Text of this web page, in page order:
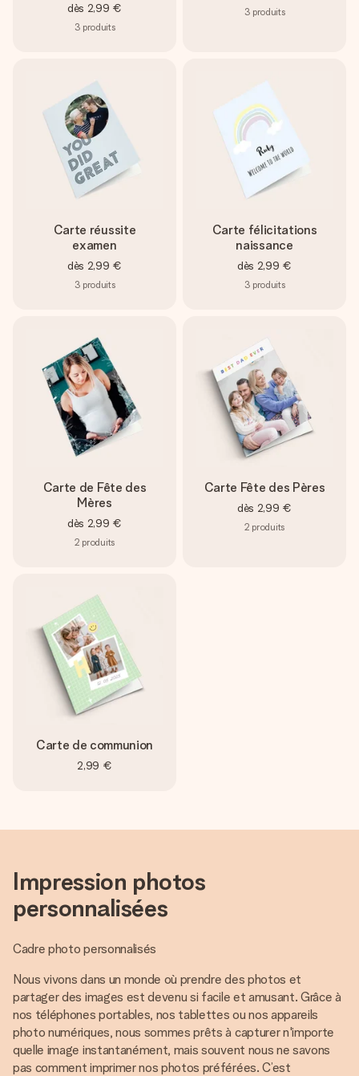
dès 2,99 €
3 produits
3 produits
Carte réussite
examen
dès 2,99 €
3 produits
Carte félicitations
naissance
dès 2,99 €
3 produits
Carte de Fête des
Mères
dès 2,99 €
2 produits
Carte Fête des Pères
dès 2,99 €
2 produits
Carte de communion
2,99 €
Impression photos
personnalisées
Cadre photo personnalisés
Nous vivons dans un monde où prendre des photos et
partager des images est devenu si facile et amusant. Grâce à
nos téléphones portables, nos tablettes ou nos appareils
photo numériques, nous sommes prêts à capturer n'importe
quelle image instantanément, mais souvent nous ne savons
pas comment imprimer nos photos préférées. C’est